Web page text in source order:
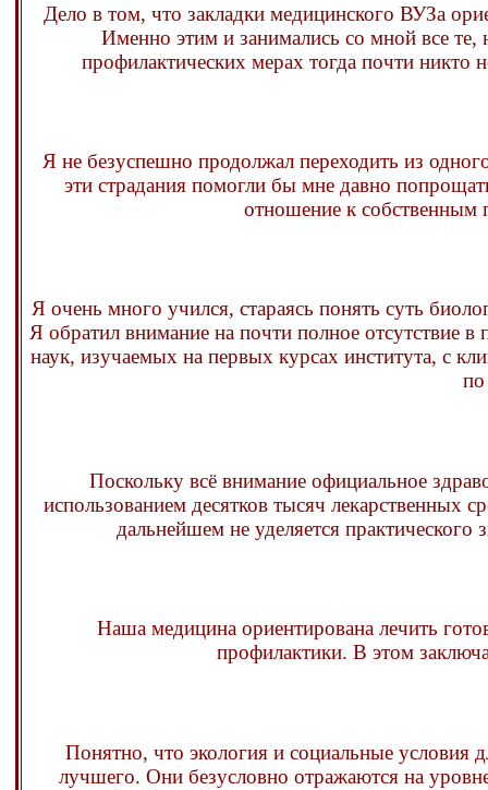
Дело в том, что закладки медицинского ВУЗа
Именно этим и занимались со мной все
профилактических мерах тогда почти
Я не безуспешно продолжал переходить из
эти страдания помогли бы мне давно
отношение к собственным
Я очень много учился, стараясь понять суть
Я обратил внимание на почти полное отсутствие в
наук, изучаемых на первых курсах института, с
по
Поскольку всё внимание официальное
использованием десятков тысяч лекарственных
дальнейшем не уделяется
Наша медицина ориентирована лечить
профилактики. В этом
Понятно, что экология и социальные условия
лучшего. Они безусловно отражаются на